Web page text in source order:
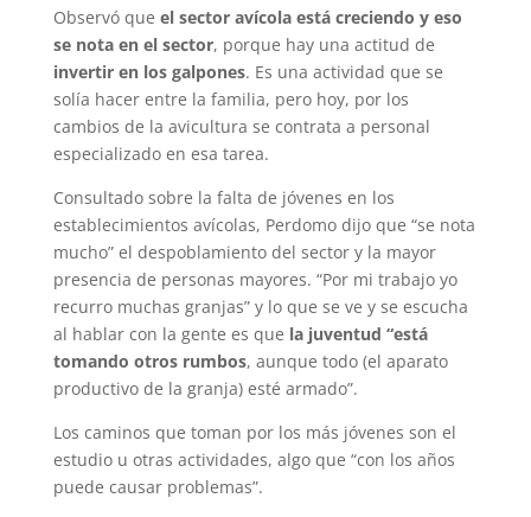
Observó que el sector avícola está creciendo y eso
se nota en el sector, porque hay una actitud de
invertir en los galpones. Es una actividad que se
solía hacer entre la familia, pero hoy, por los
cambios de la avicultura se contrata a personal
especializado en esa tarea.
Consultado sobre la falta de jóvenes en los
establecimientos avícolas, Perdomo dijo que “se nota
mucho” el despoblamiento del sector y la mayor
presencia de personas mayores. “Por mi trabajo yo
recurro muchas granjas” y lo que se ve y se escucha
al hablar con la gente es que la juventud “está
tomando otros rumbos, aunque todo (el aparato
productivo de la granja) esté armado”.
Los caminos que toman por los más jóvenes son el
estudio u otras actividades, algo que “con los años
puede causar problemas”.